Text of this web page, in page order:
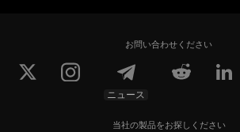
お問い合わせください
ニュース
当社の製品をお探しください